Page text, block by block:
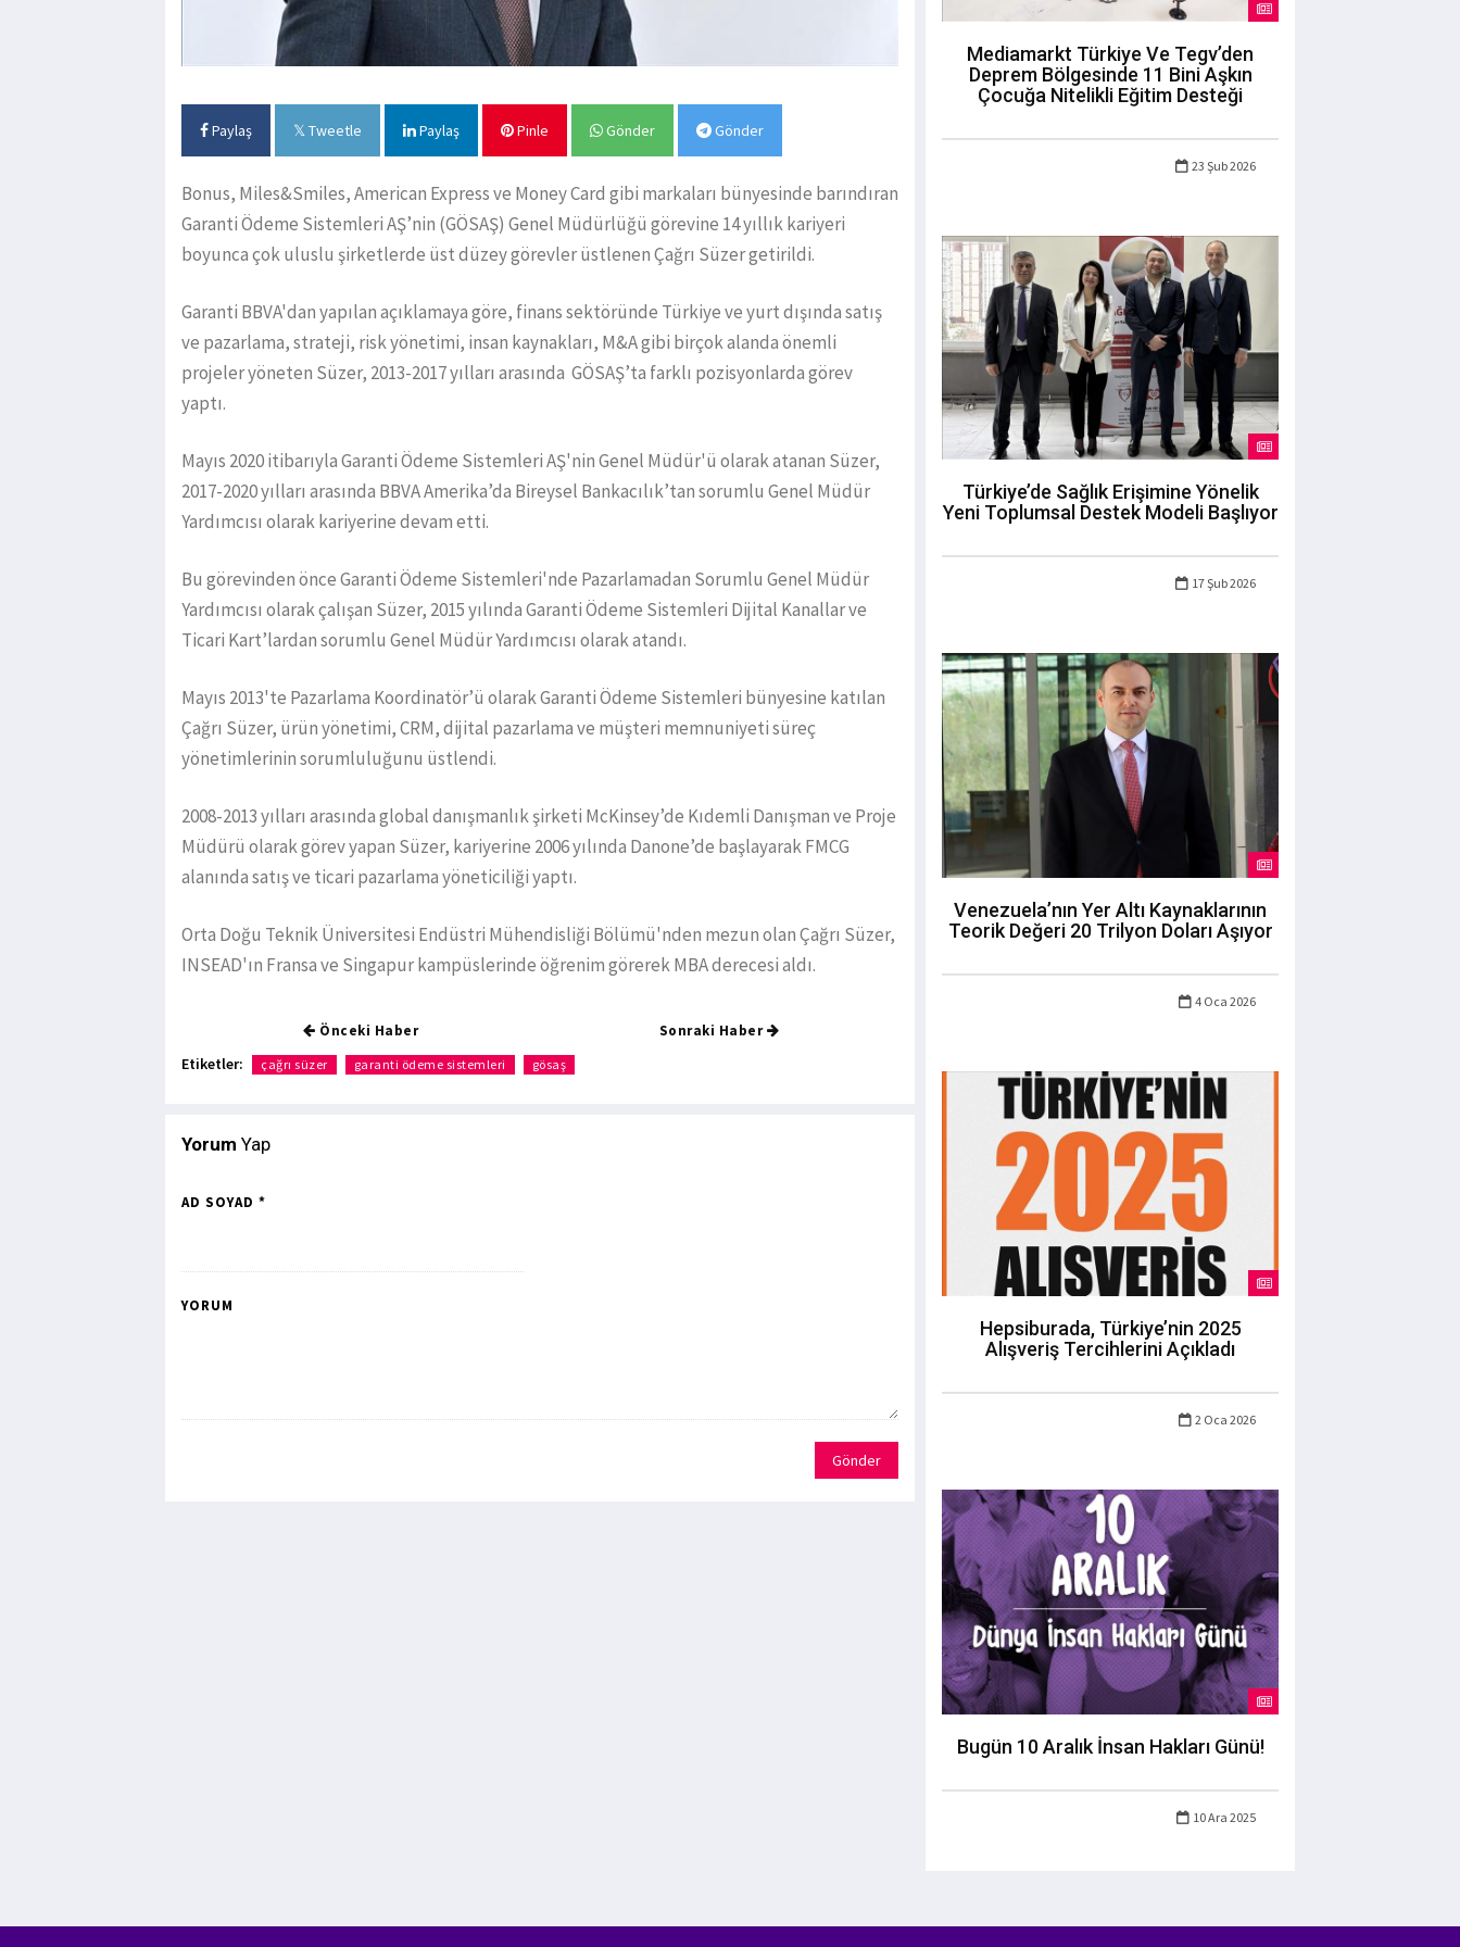
Paylaş Tweetle Paylaş Pinle Gönder Gönder
Bonus, Miles&Smiles, American Express ve Money Card gibi markaları bünyesinde barındıran
Garanti Ödeme Sistemleri AŞ’nin (GÖSAŞ) Genel Müdürlüğü görevine 14 yıllık kariyeri
boyunca çok uluslu şirketlerde üst düzey görevler üstlenen Çağrı Süzer getirildi.
Garanti BBVA'dan yapılan açıklamaya göre, finans sektöründe Türkiye ve yurt dışında satış
ve pazarlama, strateji, risk yönetimi, insan kaynakları, M&A gibi birçok alanda önemli
projeler yöneten Süzer, 2013-2017 yılları arasında GÖSAŞ’ta farklı pozisyonlarda görev
yaptı.
Mayıs 2020 itibarıyla Garanti Ödeme Sistemleri AŞ'nin Genel Müdür'ü olarak atanan Süzer,
2017-2020 yılları arasında BBVA Amerika’da Bireysel Bankacılık’tan sorumlu Genel Müdür
Yardımcısı olarak kariyerine devam etti.
Bu görevinden önce Garanti Ödeme Sistemleri'nde Pazarlamadan Sorumlu Genel Müdür
Yardımcısı olarak çalışan Süzer, 2015 yılında Garanti Ödeme Sistemleri Dijital Kanallar ve
Ticari Kart’lardan sorumlu Genel Müdür Yardımcısı olarak atandı.
Mayıs 2013'te Pazarlama Koordinatör’ü olarak Garanti Ödeme Sistemleri bünyesine katılan
Çağrı Süzer, ürün yönetimi, CRM, dijital pazarlama ve müşteri memnuniyeti süreç
yönetimlerinin sorumluluğunu üstlendi.
2008-2013 yılları arasında global danışmanlık şirketi McKinsey’de Kıdemli Danışman ve Proje
Müdürü olarak görev yapan Süzer, kariyerine 2006 yılında Danone’de başlayarak FMCG
alanında satış ve ticari pazarlama yöneticiliği yaptı.
Orta Doğu Teknik Üniversitesi Endüstri Mühendisliği Bölümü'nden mezun olan Çağrı Süzer,
INSEAD'ın Fransa ve Singapur kampüslerinde öğrenim görerek MBA derecesi aldı.
Önceki Haber Sonraki Haber
Etiketler: çağrı süzer garanti ödeme sistemleri gösaş
Yorum Yap
AD SOYAD *
YORUM
Gönder
Mediamarkt Türkiye Ve Tegv’den
Deprem Bölgesinde 11 Bini Aşkın
Çocuğa Nitelikli Eğitim Desteği
23 Şub 2026
Türkiye’de Sağlık Erişimine Yönelik
Yeni Toplumsal Destek Modeli Başlıyor
17 Şub 2026
Venezuela’nın Yer Altı Kaynaklarının
Teorik Değeri 20 Trilyon Doları Aşıyor
4 Oca 2026
Hepsiburada, Türkiye’nin 2025
Alışveriş Tercihlerini Açıkladı
2 Oca 2026
Bugün 10 Aralık İnsan Hakları Günü!
10 Ara 2025